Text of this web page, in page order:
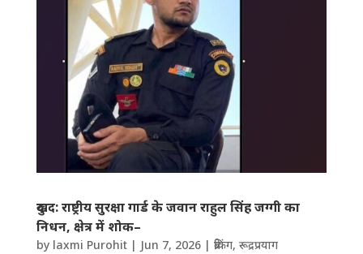
दुखद: राष्ट्रीय सुरक्षा गार्ड के जवान राहुल सिंह जग्गी का
निधन, क्षेत्र में शोक–
by laxmi Purohit| Jun 7, 2026| ब्रेकिंग, रूद्रप्रयाग